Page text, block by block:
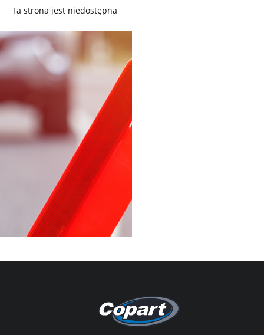
Ta strona jest niedostępna
Trang này không có
Esta página não está
disponível
このページは現在利用できま
せん
Pagina non disponibile
هذه الصفحة غير متوفرة